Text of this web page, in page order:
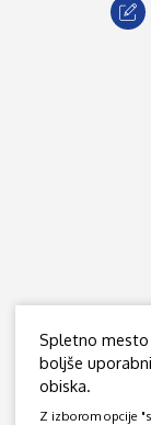
Spletno
boljše
obiska.
Z izborom opcije